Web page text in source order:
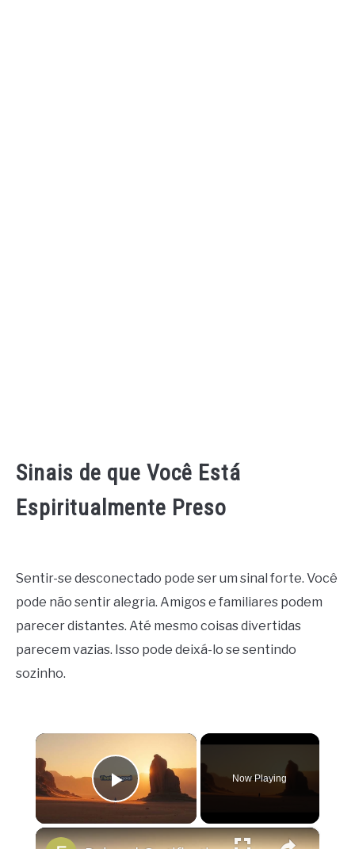
Sinais de que Você Está
Espiritualmente Preso
Sentir-se desconectado pode ser um sinal forte. Você
pode não sentir alegria. Amigos e familiares podem
parecer distantes. Até mesmo coisas divertidas
parecem vazias. Isso pode deixá-lo se sentindo
sozinho.
×
Play Video
Now Playing
×